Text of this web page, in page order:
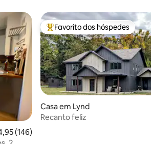
média de 4,95 em 5 estrelas,
(146)
Favoritos dos hóspedes mais
Favorito dos hóspedes
Casa em Lynd
Recanto feliz